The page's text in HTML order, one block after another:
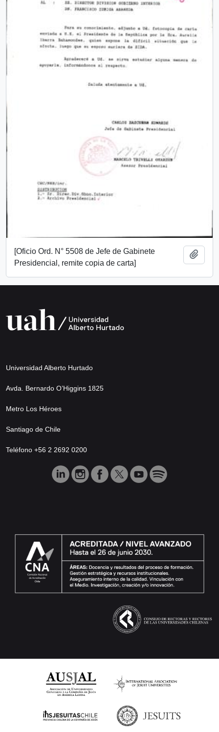
[Oficio Ord. N° 5508 de Jefe de Gabinete
Presidencial, remite copia de carta]
Universidad Alberto Hurtado
Avda. Bernardo O’Higgins 1825
Metro Los Héroes
Santiago de Chile
Teléfono +56 2 2692 0200